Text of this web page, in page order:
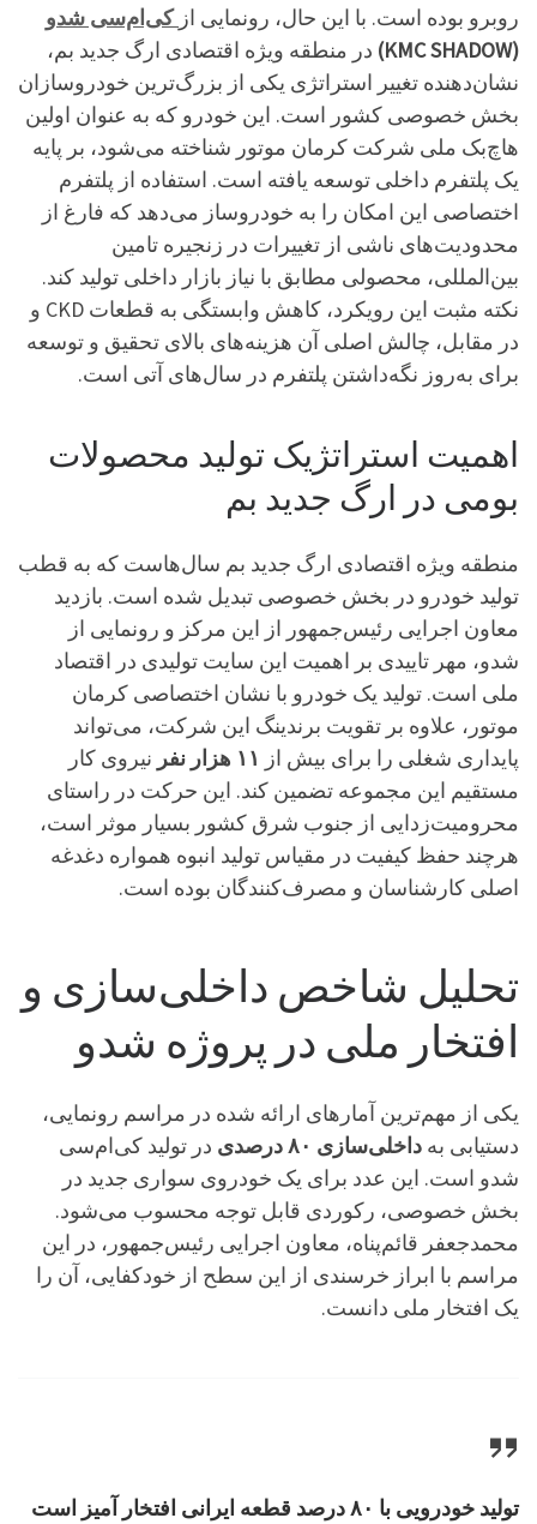
روبرو بوده است. با این حال، رونمایی از کی‌ام‌سی شدو
(KMC SHADOW)
در منطقه ویژه اقتصادی ارگ جدید بم،
نشان‌دهنده تغییر استراتژی یکی از بزرگ‌ترین خودروسازان
بخش خصوصی کشور است. این خودرو که به عنوان اولین
هاچ‌بک ملی شرکت کرمان موتور شناخته می‌شود، بر پایه
یک پلتفرم داخلی توسعه یافته است. استفاده از پلتفرم
اختصاصی این امکان را به خودروساز می‌دهد که فارغ از
محدودیت‌های ناشی از تغییرات در زنجیره تامین
بین‌المللی، محصولی مطابق با نیاز بازار داخلی تولید کند.
نکته مثبت این رویکرد، کاهش وابستگی به قطعات CKD و
در مقابل، چالش اصلی آن هزینه‌های بالای تحقیق و توسعه
برای به‌روز نگه‌داشتن پلتفرم در سال‌های آتی است.
اهمیت استراتژیک تولید محصولات
بومی در ارگ جدید بم
منطقه ویژه اقتصادی ارگ جدید بم سال‌هاست که به قطب
تولید خودرو در بخش خصوصی تبدیل شده است. بازدید
معاون اجرایی رئیس‌جمهور از این مرکز و رونمایی از
شدو، مهر تاییدی بر اهمیت این سایت تولیدی در اقتصاد
ملی است. تولید یک خودرو با نشان اختصاصی کرمان
موتور، علاوه بر تقویت برندینگ این شرکت، می‌تواند
پایداری شغلی را برای بیش از ۱۱ هزار نفر
نیروی کار
مستقیم این مجموعه تضمین کند. این حرکت در راستای
محرومیت‌زدایی از جنوب شرق کشور بسیار موثر است،
هرچند حفظ کیفیت در مقیاس تولید انبوه همواره دغدغه
اصلی کارشناسان و مصرف‌کنندگان بوده است.
تحلیل شاخص داخلی‌سازی و
افتخار ملی در پروژه شدو
یکی از مهم‌ترین آمارهای ارائه شده در مراسم رونمایی،
دستیابی به داخلی‌سازی ۸۰ درصدی
در تولید کی‌ام‌سی
شدو است. این عدد برای یک خودروی سواری جدید در
بخش خصوصی، رکوردی قابل توجه محسوب می‌شود.
محمدجعفر قائم‌پناه، معاون اجرایی رئیس‌جمهور، در این
مراسم با ابراز خرسندی از این سطح از خودکفایی، آن را
یک افتخار ملی دانست.
تولید خودرویی با ۸۰ درصد قطعه ایرانی افتخار آمیز است